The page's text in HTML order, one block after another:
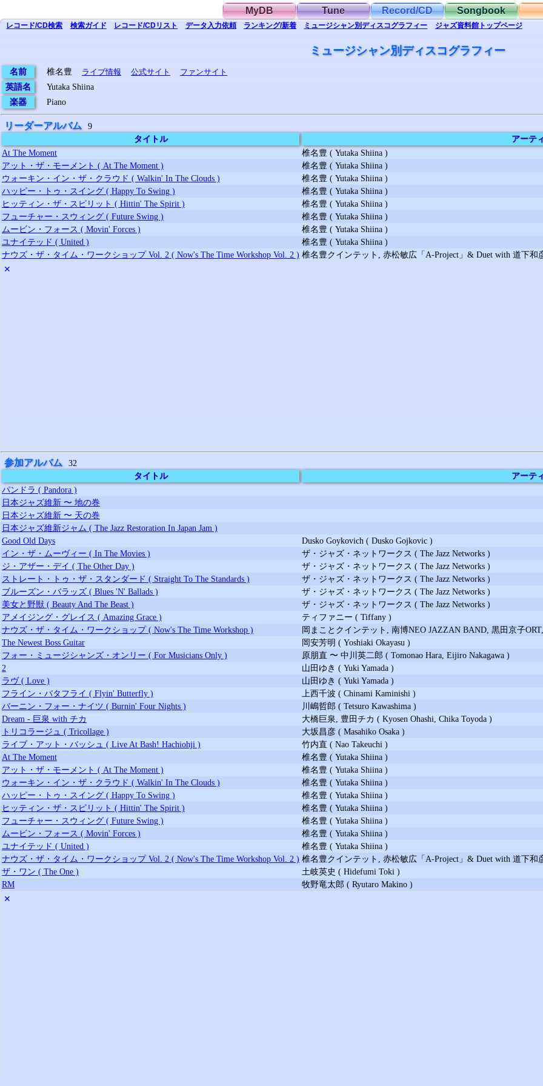
MyDB Tune Record/CD Songbook
レコード/CD検索 検索ガイド レコード/CDリスト データ入力依頼 ランキング/新着 ミュージシャン別ディスコグラフィー ジャズ資料館トップページ
ミュージシャン別ディスコグラフィー
名前 椎名豊 ライブ情報 公式サイト ファンサイト
英語名
Yutaka Shiina
楽器
Piano
リーダーアルバム
9
タイトル
アーテ
At The Moment
椎名豊 ( Yutaka Shiina )
アット・ザ・モーメント ( At The Moment )
椎名豊 ( Yutaka Shiina )
ウォーキン・イン・ザ・クラウド ( Walkin' In The Clouds )
椎名豊 ( Yutaka Shiina )
ハッピー・トゥ・スイング ( Happy To Swing )
椎名豊 ( Yutaka Shiina )
ヒッティン・ザ・スピリット ( Hittin' The Spirit )
椎名豊 ( Yutaka Shiina )
フューチャー・スウィング ( Future Swing )
椎名豊 ( Yutaka Shiina )
ムービン・フォース ( Movin' Forces )
椎名豊 ( Yutaka Shiina )
ユナイテッド ( United )
椎名豊 ( Yutaka Shiina )
ナウズ・ザ・タイム・ワークショップ Vol. 2 ( Now's The Time Workshop Vol. 2 ) 椎名豊クインテット, 赤松敏広「A-Project」& Duet with 道下
✕
参加アルバム
32
タイトル
アーテ
パンドラ ( Pandora )
日本ジャズ維新 〜 地の巻
日本ジャズ維新 〜 天の巻
日本ジャズ維新ジャム ( The Jazz Restoration In Japan Jam )
Good Old Days
Dusko Goykovich ( Dusko Gojkovic )
イン・ザ・ムーヴィー ( In The Movies )
ザ・ジャズ・ネットワークス ( The Jazz Networks )
ジ・アザー・デイ ( The Other Day )
ザ・ジャズ・ネットワークス ( The Jazz Networks )
ストレート・トゥ・ザ・スタンダード ( Straight To The Standards )
ザ・ジャズ・ネットワークス ( The Jazz Networks )
ブルーズン・バラッズ ( Blues 'N' Ballads )
ザ・ジャズ・ネットワークス ( The Jazz Networks )
美女と野獣 ( Beauty And The Beast )
ザ・ジャズ・ネットワークス ( The Jazz Networks )
アメイジング・グレイス ( Amazing Grace )
ティファニー ( Tiffany )
ナウズ・ザ・タイム・ワークショップ ( Now's The Time Workshop )
岡まことクインテット, 南博NEO JAZZAN BAND, 黒田京子
The Newest Boss Guitar
岡安芳明 ( Yoshiaki Okayasu )
フォー・ミュージシャンズ・オンリー ( For Musicians Only )
原朋直 〜 中川英二郎 ( Tomonao Hara, Eijiro Nakagawa )
2
山田ゆき ( Yuki Yamada )
ラヴ ( Love )
山田ゆき ( Yuki Yamada )
フライン・バタフライ ( Flyin' Butterfly )
上西千波 ( Chinami Kaminishi )
バーニン・フォー・ナイツ ( Burnin' Four Nights )
川嶋哲郎 ( Tetsuro Kawashima )
Dream - 巨泉 with チカ
大橋巨泉, 豊田チカ ( Kyosen Ohashi, Chika Toyoda )
トリコラージュ ( Tricollage )
大坂昌彦 ( Masahiko Osaka )
ライブ・アット・バッシュ ( Live At Bash! Hachiohji )
竹内直 ( Nao Takeuchi )
At The Moment
椎名豊 ( Yutaka Shiina )
アット・ザ・モーメント ( At The Moment )
椎名豊 ( Yutaka Shiina )
ウォーキン・イン・ザ・クラウド ( Walkin' In The Clouds )
椎名豊 ( Yutaka Shiina )
ハッピー・トゥ・スイング ( Happy To Swing )
椎名豊 ( Yutaka Shiina )
ヒッティン・ザ・スピリット ( Hittin' The Spirit )
椎名豊 ( Yutaka Shiina )
フューチャー・スウィング ( Future Swing )
椎名豊 ( Yutaka Shiina )
ムービン・フォース ( Movin' Forces )
椎名豊 ( Yutaka Shiina )
ユナイテッド ( United )
椎名豊 ( Yutaka Shiina )
ナウズ・ザ・タイム・ワークショップ Vol. 2 ( Now's The Time Workshop Vol. 2 ) 椎名豊クインテット, 赤松敏広「A-Project」& Duet with 道下
ザ・ワン ( The One )
土岐英史 ( Hidefumi Toki )
RM
牧野竜太郎 ( Ryutaro Makino )
✕